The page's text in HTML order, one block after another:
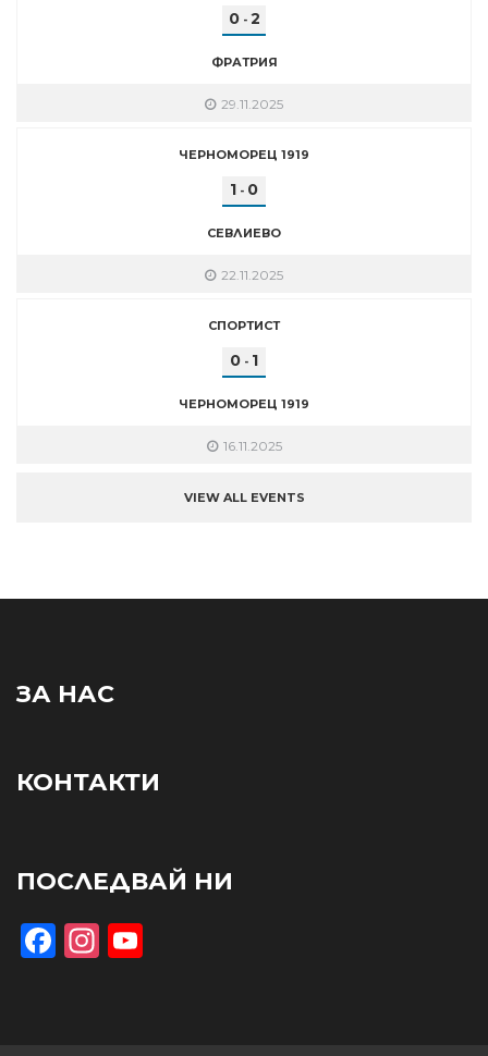
0- 2
ФРАТРИЯ
29.11.2025
ЧЕРНОМОРЕЦ 1919
1 - 0
СЕВЛИЕВО
22.11.2025
СПОРТИСТ
0 - 1
ЧЕРНОМОРЕЦ 1919
16.11.2025
VIEW ALL EVENTS
ЗА НАС
КОНТАКТИ
ПОСЛЕДВАЙ НИ
Facebook
Instagram